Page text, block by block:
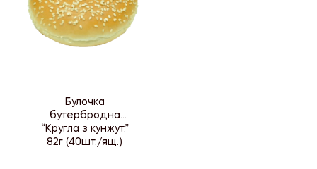
Булочка
бутербродна
“Кругла з кунжут.”
82г (40шт./ящ.)